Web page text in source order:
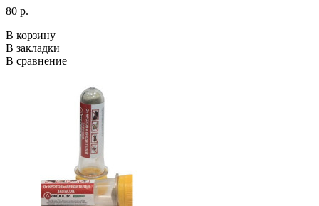
80 р.
В корзину
В закладки
В сравнение